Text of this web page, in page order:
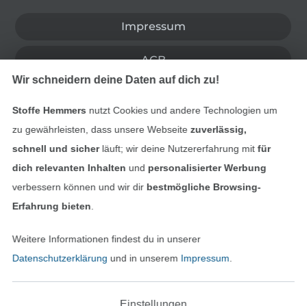
Impressum
AGB
Widerrufsrecht
Finde mehr Inspiration
Wir schneidern deine Daten auf dich zu!
Stoffe Hemmers nutzt Cookies und andere Technologien um
zu gewährleisten, dass unsere Webseite zuverlässig,
schnell und sicherläuft; wir deine Nutzererfahrung mitfür
dich relevanten Inhalten und personalisierter Werbung
verbessern können und wir dir bestmögliche Browsing-
Erfahrung bieten
Weitere Informationen findest du in unserer
Datenschutzerklärung und in unserem Impressum